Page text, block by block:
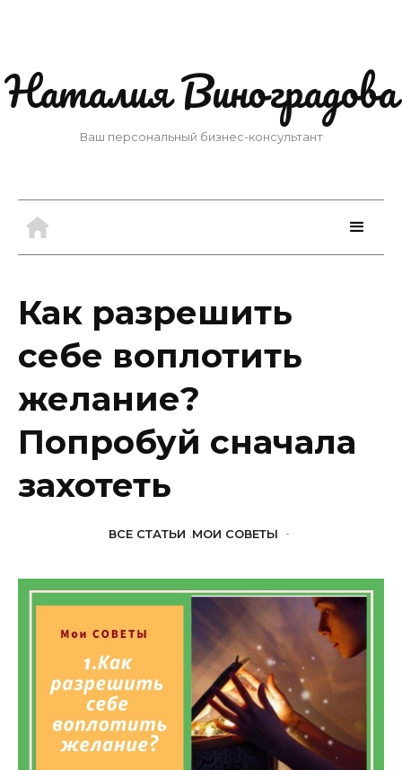
Наталия Виноградова
Ваш персональный бизнес-консультант
Как разрешить
себе воплотить
желание?
Попробуй сначала
захотеть
ВСЕ СТАТЬИ ,МОИ СОВЕТЫ -